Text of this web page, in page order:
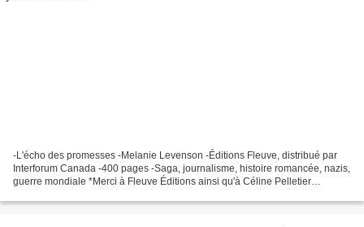
-L'écho des promesses -Melanie Levenson -Éditions Fleuve, distribué par
Interforum Canada -400 pages -Saga, journalisme, histoire romancée, nazis,
guerre mondiale *Merci à Fleuve Éditions ainsi qu'à Céline Pelletier